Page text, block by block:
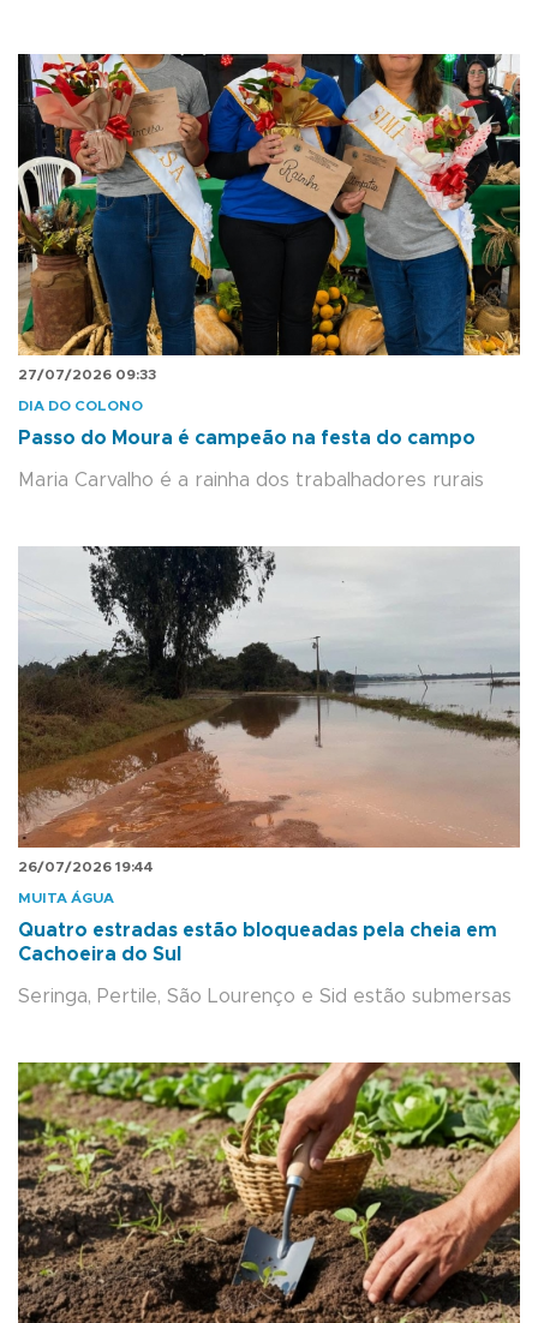
27/07/2026 09:33
DIA DO COLONO
Passo do Moura é campeão na festa do campo
Maria Carvalho é a rainha dos trabalhadores rurais
26/07/2026 19:44
MUITA ÁGUA
Quatro estradas estão bloqueadas pela cheia em
Cachoeira do Sul
Seringa, Pertile, São Lourenço e Sid estão submersas